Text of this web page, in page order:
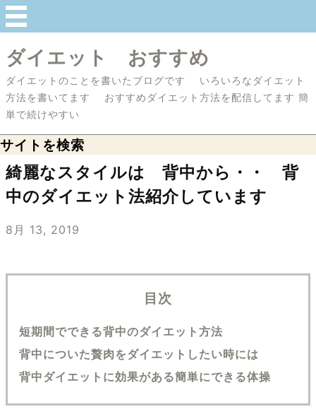
ダイエット おすすめ
ダイエットのことを書いたブログです いろいろなダイエット
方法を書いてます おすすめダイエット方法を配信してます 簡
単で続けやすい
サイトを検索
綺麗なスタイルは 背中から・・ 背
中のダイエット法紹介しています
8月 13, 2019
目次
短期間でできる背中のダイエット方法
背中についた贅肉をダイエットしたい時には
背中ダイエットに効果がある簡単にできる体操